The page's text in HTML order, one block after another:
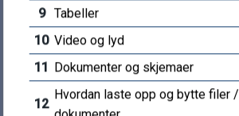
o
Kontaktskjema
Sikker henvendelse til kommunen
Finn ansatte og avdelinger
Vakttelefoner
9
Tabeller
10 Video og lyd
11 Dokumenter og skjemaer
12
Hvordan laste opp og bytte filer /